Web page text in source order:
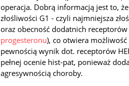
operacja. Dobrą informacją jest to,
złośliwości G1 - czyli najmniejsza
oraz obecność dodatnich
progesteronu), co otwiera możliwość
pewnością wynik dot. receptorów
pełnej ocenie hist-pat, ponieważ
agresywnością choroby.